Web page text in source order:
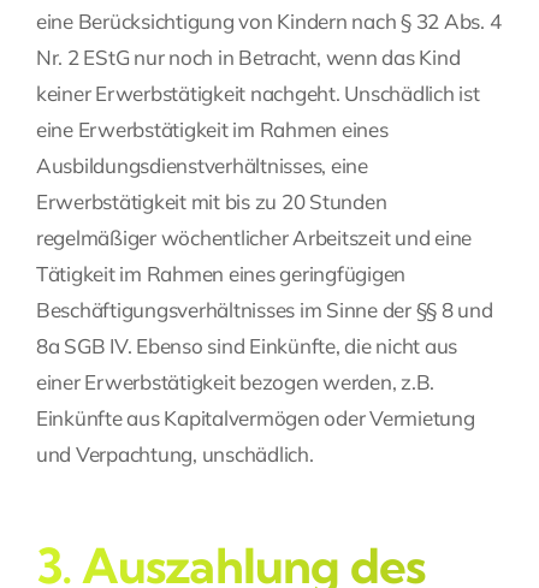
eine Berücksichtigung von Kindern nach § 32 Abs. 4
Nr. 2 EStG nur noch in Betracht, wenn das Kind
keiner Erwerbstätigkeit nachgeht. Unschädlich ist
eine Erwerbstätigkeit im Rahmen eines
Ausbildungsdienstverhältnisses, eine
Erwerbstätigkeit mit bis zu 20 Stunden
regelmäßiger wöchentlicher Arbeitszeit und eine
Tätigkeit im Rahmen eines geringfügigen
Beschäftigungsverhältnisses im Sinne der §§ 8 und
8a SGB IV. Ebenso sind Einkünfte, die nicht aus
einer Erwerbstätigkeit bezogen werden, z.B.
Einkünfte aus Kapitalvermögen oder Vermietung
und Verpachtung, unschädlich.
3. Auszahlung des